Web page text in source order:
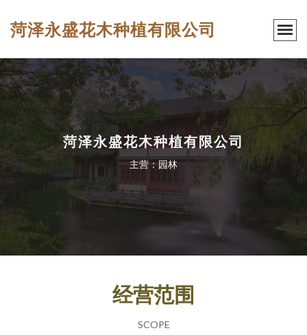
菏泽永盛花木种植有限公司
菏泽永盛花木种植有限公司
主营：园林
经营范围
SCOPE